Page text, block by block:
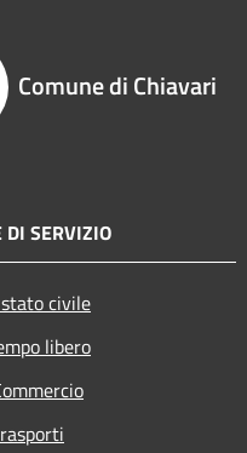
Comune di Chiavari
DI SERVIZIO
civile
libero